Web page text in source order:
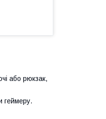
або рюкзак,
геймеру.